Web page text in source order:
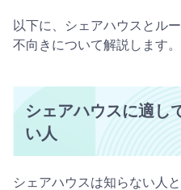
以下に、シェアハウスとル
不向きについて解説します。
シェアハウスに適し
い人
シェアハウスは知らない人